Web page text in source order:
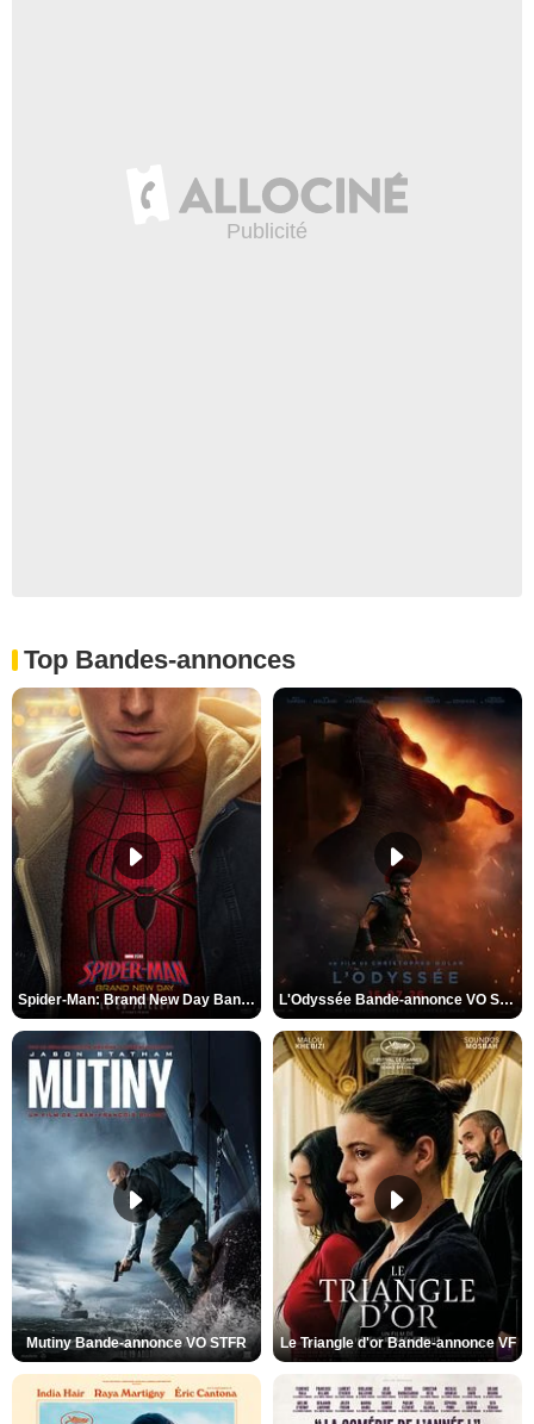
Top Bandes-annonces
Spider-Man: Brand New Day Bande-annonce VO STFR L'Odyssée Bande-annonce VO STFR
Mutiny Bande-annonce VO STFR Le Triangle d'or Bande-annonce VF